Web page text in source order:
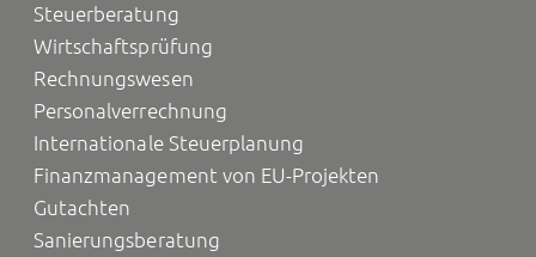
Steuerberatung
Wirtschaftsprüfung
Rechnungswesen
Personalverrechnung
Internationale Steuerplanung
Finanzmanagement von EU-Projekten
Gutachten
Sanierungsberatung